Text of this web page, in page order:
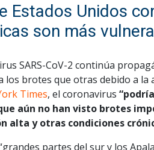
Estados Unidos
son más
SARS-CoV-2 continúa
los brotes que otras debido a la
Times, el coronavirus
aún no han visto brotes
alta y otras condiciones
partes del sur y los